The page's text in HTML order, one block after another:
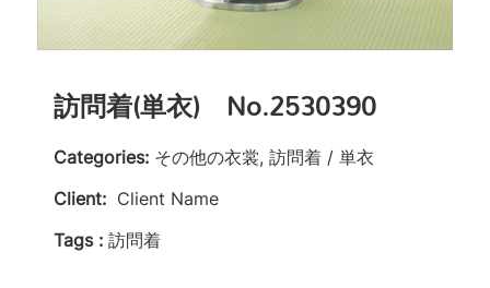
訪問着(単衣) No.2530390
Categories: その他の衣裳, 訪問着 / 単衣
Client: Client Name
Tags : 訪問着